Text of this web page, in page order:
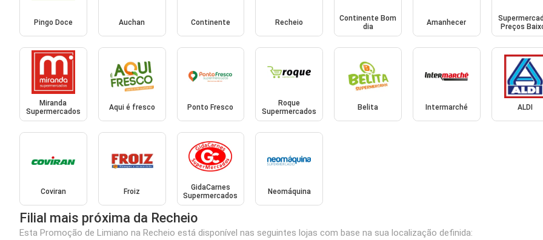
Pingo Doce Auchan Continente Recheio
Continente Bom
dia
Amanhecer
Preços
Miranda
Supermercados
Aqui é fresco Ponto Fresco
Roque
Supermercados
Belita Intermarché ALDI
Coviran Froiz
GidaCarnes
Supermercados
Neomáquina
Filial mais próxima da Recheio
Esta Promoção de Limiano na Recheio está disponível nas seguintes lojas com base na sua localização definida: